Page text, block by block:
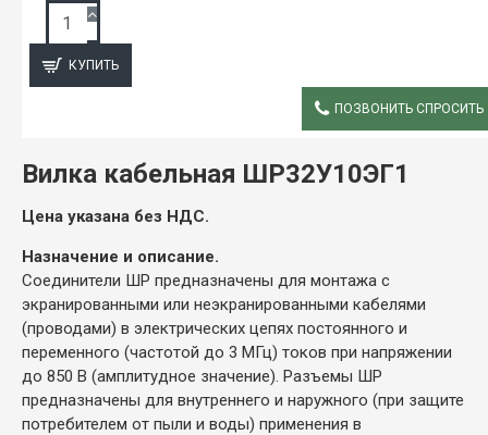
КУПИТЬ
ПОЗВОНИТЬ СПРОСИТЬ
Вилка кабельная ШР32У10ЭГ1
Цена указана без НДС.
Назначение и описание.
Соединители ШР предназначены для монтажа с
экранированными или неэкранированными кабелями
(проводами) в электрических цепях постоянного и
переменного (частотой до 3 МГц) токов при напряжении
до 850 В (амплитудное значение). Разъемы ШР
предназначены для внутреннего и наружного (при защите
потребителем от пыли и воды) применения в